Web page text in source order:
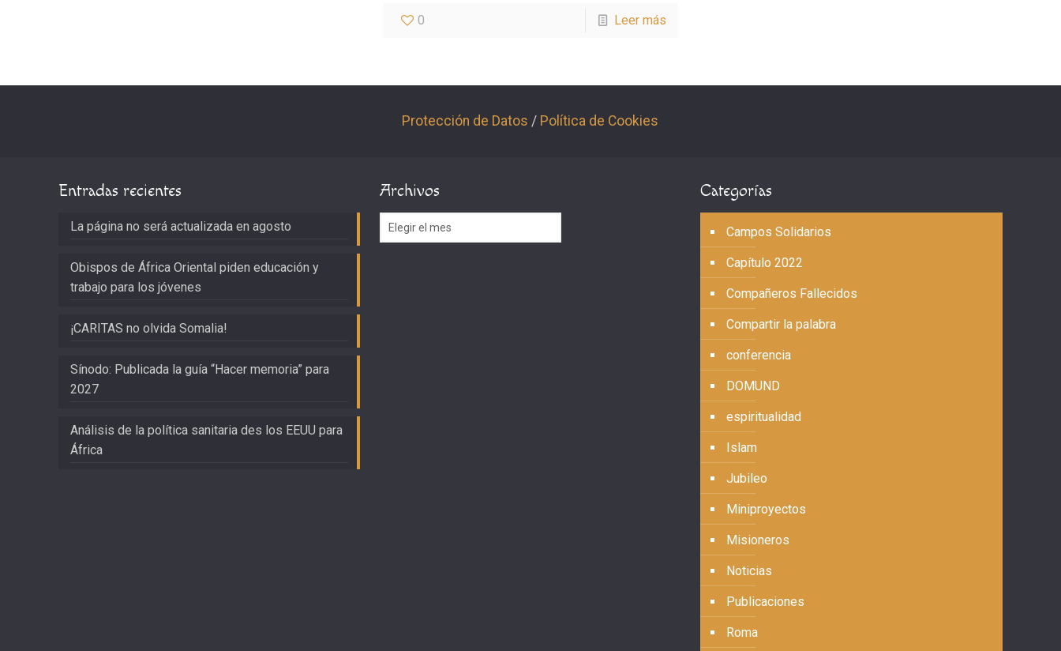
0 Leer más
Protección de Datos / Política de Cookies
Entradas recientes
La página no será actualizada en agosto
Obispos de África Oriental piden educación y
trabajo para los jóvenes
¡CARITAS no olvida Somalia!
Sínodo: Publicada la guía “Hacer memoria” para
2027
Análisis de la política sanitaria des los EEUU para
África
Archivos
Archivos
Categorías
Campos Solidarios
Capítulo 2022
Compañeros Fallecidos
Compartir la palabra
conferencia
DOMUND
espiritualidad
Islam
Jubileo
Miniproyectos
Misioneros
Noticias
Publicaciones
Roma